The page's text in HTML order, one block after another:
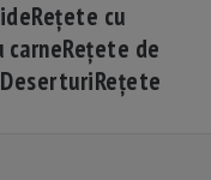
Rețete cu
carneRețete de
DeserturiRețete